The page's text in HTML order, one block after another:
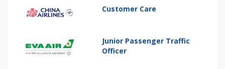
Customer Care
Junior Passenger Traffic
Officer